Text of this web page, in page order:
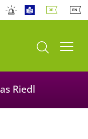
Suche öffnen
Riedl